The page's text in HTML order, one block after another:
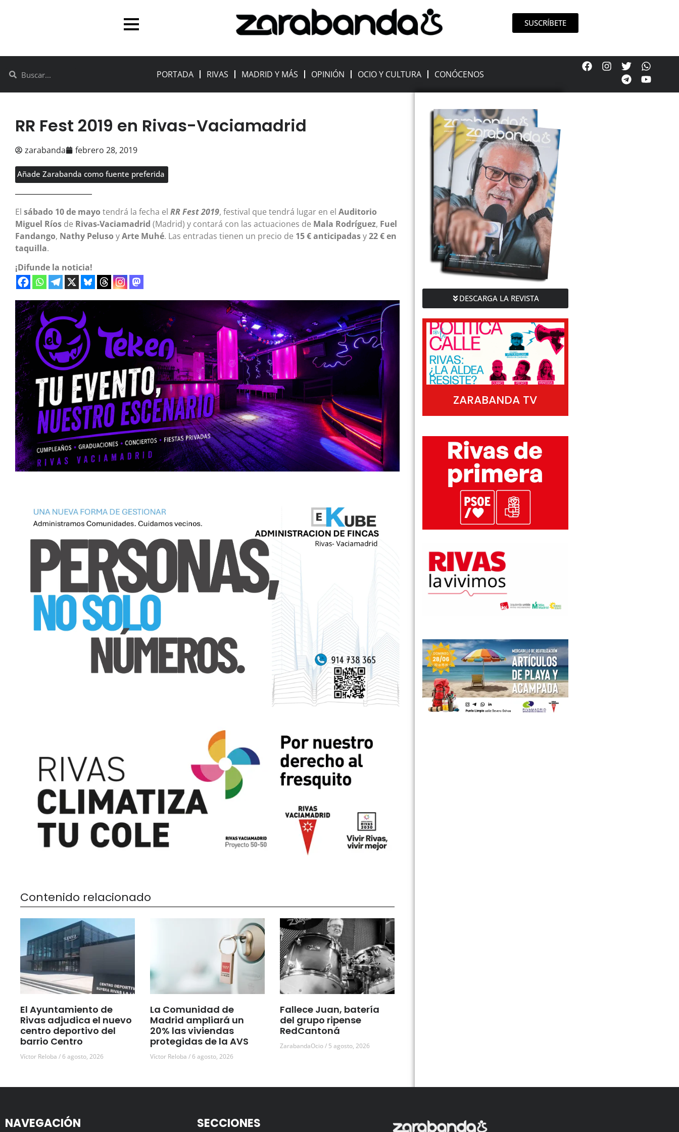
SUSCRÍBETE
PORTADA RIVAS MADRID Y MÁS OPINIÓN OCIO Y CULTURA CONÓCENOS
RR Fest 2019 en Rivas-Vaciamadrid
zarabanda febrero 28, 2019
Añade Zarabanda como fuente preferida
El sábado 10 de mayo tendrá la fecha el RR Fest 2019, festival que tendrá lugar en el Auditorio
Miguel Ríos de Rivas-Vaciamadrid (Madrid) y contará con las actuaciones de Mala Rodríguez, Fuel
Fandango, Nathy Peluso yArte Muhé. Las entradas tienen un precio de 15 € anticipadasy22 € en
taquilla.
¡Difunde la noticia!
Contenido relacionado
El Ayuntamiento de
Rivas adjudica el nuevo
centro deportivo del
barrio Centro
Víctor Reloba 6 agosto, 2026
La Comunidad de
Madrid ampliará un
20% las viviendas
protegidas de la AVS
Víctor Reloba 6 agosto, 2026
Fallece Juan, batería
del grupo ripense
RedCantoná
ZarabandaOcio 5 agosto, 2026
DESCARGA LA REVISTA
ZARABANDA TV
NAVEGACIÓN SECCIONES